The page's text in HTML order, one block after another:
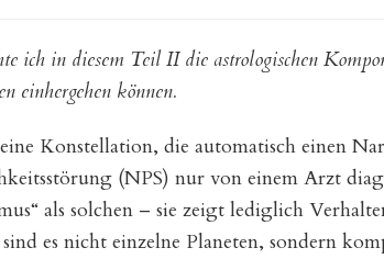
Einblicke
narzisstische
Teil
ich in diesem Teil II die astrologischen
einhergehen können.
Konstellation, die automatisch einen
(NPS) nur von einem Arzt
als solchen – sie zeigt lediglich
es nicht einzelne Planeten, sondern